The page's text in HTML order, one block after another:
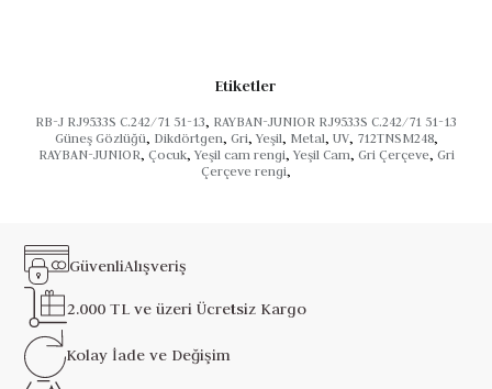
Etiketler
RB-J RJ9533S C.242/71 51-13, RAYBAN-JUNIOR RJ9533S C.242/71 51-13
Güneş Gözlüğü, Dikdörtgen, Gri, Yeşil, Metal, UV, 712TNSM248,
RAYBAN-JUNIOR, Çocuk, Yeşil cam rengi, Yeşil Cam, Gri Çerçeve, Gri
Çerçeve rengi,
GüvenliAlışveriş
2.000 TL ve üzeriÜcretsiz Kargo
Kolay İade ve Değişim